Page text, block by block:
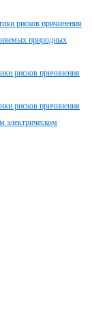
рисков причинения
природных
рисков причинения
рисков причинения
электрическом